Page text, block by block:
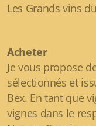
Les Grands vins
Acheter
Je vous propose
sélectionnés et
Bex. En tant que
vignes dans le